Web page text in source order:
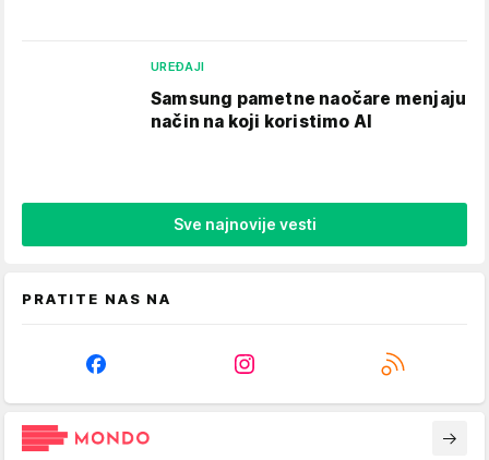
UREĐAJI
Samsung pametne naočare menjaju
način na koji koristimo AI
Sve najnovije vesti
PRATITE NAS NA